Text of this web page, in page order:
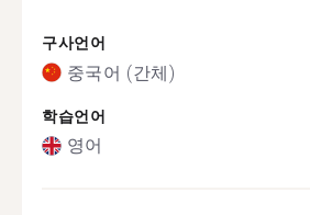
구사언어
중국어 (간체)
학습언어
영어